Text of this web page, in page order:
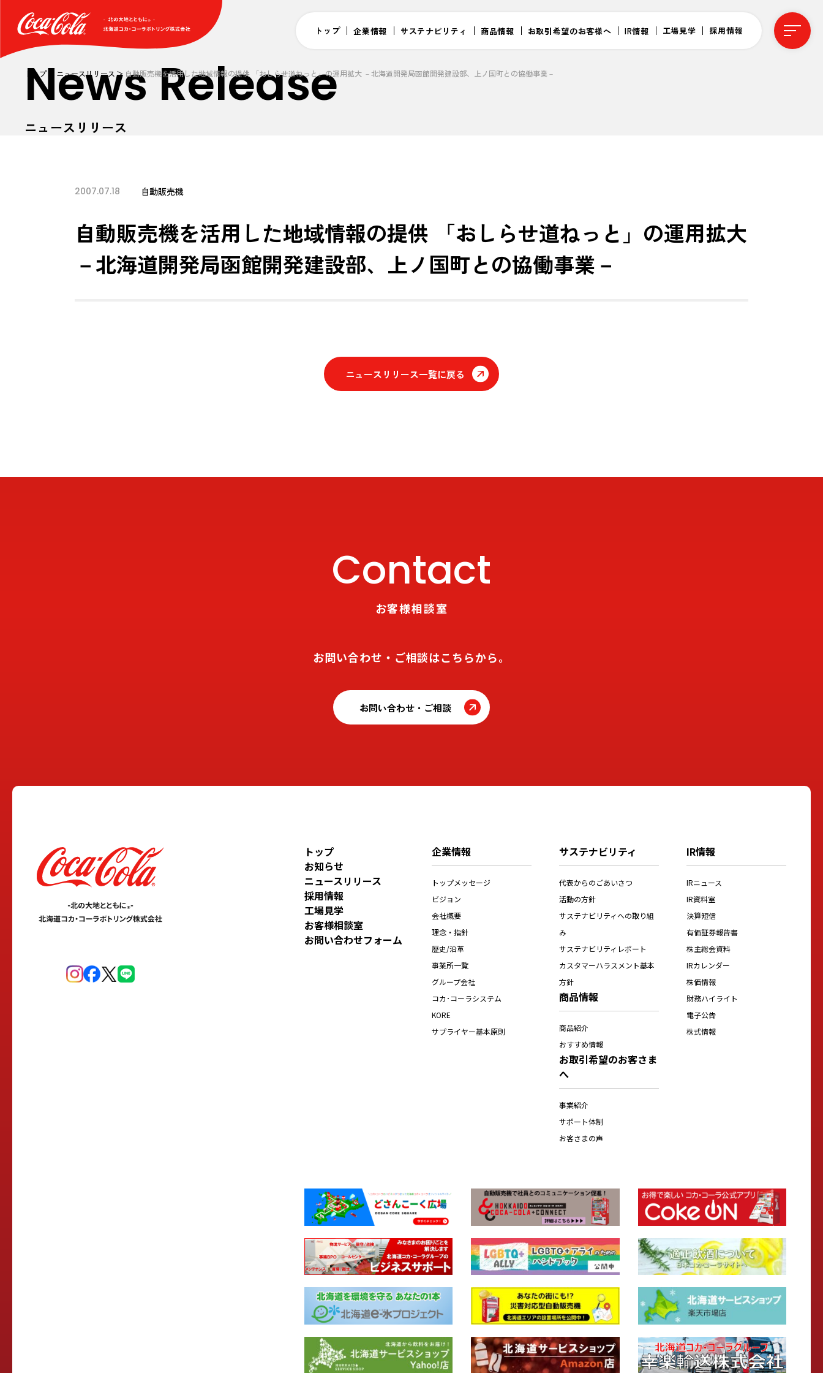
トップ 企業情報 サステナビリティ 商品情報 お取引希望のお客様へ IR情報 工場見学 採用情報
トップ ニュースリリース 自動販売機を活用した地域情報の提供 「おしらせ道ねっと」の運用拡大 －北海道開発局函館開発建設部、上ノ国町との協働事業－
News Release
ニュースリリース
2007.07.18 自動販売機
自動販売機を活用した地域情報の提供 「おしらせ道ねっと」の運用拡大
－北海道開発局函館開発建設部、上ノ国町との協働事業－
ニュースリリース一覧に戻る
Contact
お客様相談室
お問い合わせ・ご相談はこちらから。
お問い合わせ・ご相談
トップ
お知らせ
ニュースリリース
採用情報
工場見学
お客様相談室
お問い合わせフォーム
企業情報
トップメッセージ
ビジョン
会社概要
理念・指針
歴史/沿革
事業所一覧
グループ会社
コカ･コーラシステム
KORE
サプライヤー基本原則
サステナビリティ
代表からのごあいさつ
活動の方針
サステナビリティへの取り組
み
サステナビリティレポート
カスタマーハラスメント基本
方針
商品情報
商品紹介
おすすめ情報
お取引希望のお客さま
へ
事業紹介
サポート体制
お客さまの声
IR情報
IRニュース
IR資料室
決算短信
有価証券報告書
株主総会資料
IRカレンダー
株価情報
財務ハイライト
電子公告
株式情報